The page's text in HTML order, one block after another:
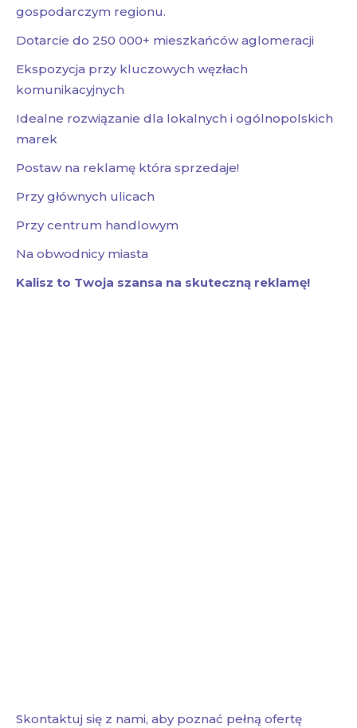
gospodarczym regionu.
Dotarcie do 250 000+ mieszkańców aglomeracji
Ekspozycja przy kluczowych węzłach
komunikacyjnych
Idealne rozwiązanie dla lokalnych i ogólnopolskich
marek
Postaw na reklamę która sprzedaje!
Przy głównych ulicach
Przy centrum handlowym
Na obwodnicy miasta
Kalisz to Twoja szansa na skuteczną reklamę!
Skontaktuj się z nami, aby poznać pełną ofertę